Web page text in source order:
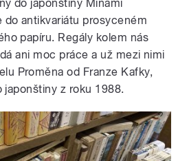
do japonštiny Minami
do antikvariátu prosyceném
papíru. Regály kolem nás
ani moc práce a už mezi nimi
Proměna od Franze Kafky,
japonštiny z roku 1988.